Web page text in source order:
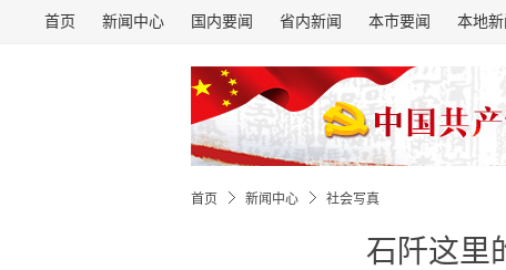
首页 新闻中心 国内要闻 省内新闻 本市要闻 本地新
首页 新闻中心 社会写真
石阡这里